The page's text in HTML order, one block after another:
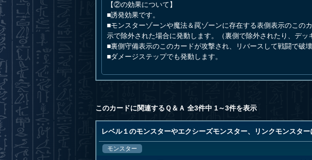
【②の効果について】
■誘発効果です。
■モンスターゾーンや魔法＆罠ゾーンに存在する表側表示のこの
示で除外された場合に発動します。（裏側で除外されたり、デッ
■裏側守備表示のこのカードが攻撃され、リバースして戦闘で破
■ダメージステップでも発動します。
このカードに関連するＱ＆Ａ 全3件中 1～3件を表示
レベル１のモンスターやエクシーズモンスター、リンクモンスタ
モンスター